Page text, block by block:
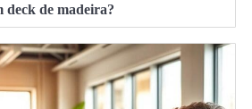
de madeira?